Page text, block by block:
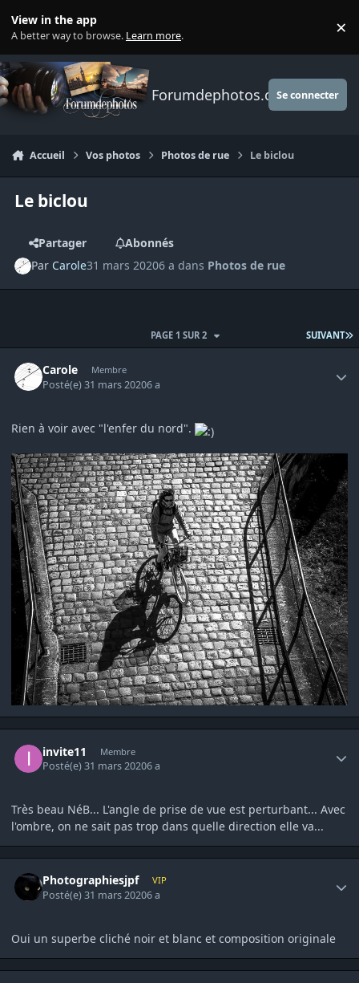
View in the app
A better way to browse. Learn more. ×
Forumdephotos.comSe connecter
Accueil Vos photos Photos de rue Le biclou
Le biclou
Partager
Abonnés
Par Carole31 mars 20206 a dans Photos de rue
SUIVANT
PAGE 1 SUR 2
Carole Membre
Posté(e)31 mars 20206 a
Rien à voir avec "l'enfer du nord".
invite11 Membre
Posté(e)31 mars 20206 a
Très beau NéB... L'angle de prise de vue est perturbant... Avec
l'ombre, on ne sait pas trop dans quelle direction elle va...
Photographiesjpf VIP
Posté(e)31 mars 20206 a
Oui un superbe cliché noir et blanc et composition originale